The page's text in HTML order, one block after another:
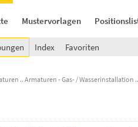
Mustervorlagen
Index Favoriten
Armaturen - Gas- / Wasserinstallation